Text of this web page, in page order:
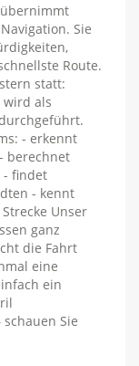
Sie
Route.
statt:
wird als
- erkennt
berechnet
- findet
- kennt
Unser
ganz
die Fahrt
eine
ein
Sie